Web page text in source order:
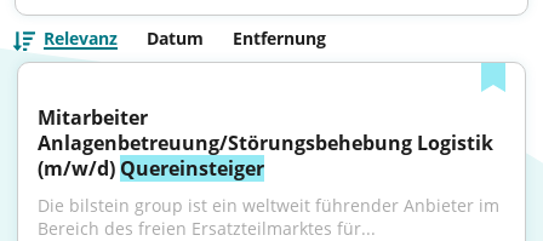
Relevanz Datum Entfernung
Mitarbeiter
Anlagenbetreuung/Störungsbehebung Logistik
(m/w/d) Quereinsteiger
Die bilstein group ist ein weltweit führender Anbieter im
Bereich des freien Ersatzteilmarktes für...